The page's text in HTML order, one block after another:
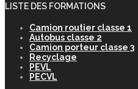
LISTE DES FORMATIONS
Camion routier classe 1
Autobus classe 2
Camion porteur classe 3
Recyclage
PEVL
PECVL